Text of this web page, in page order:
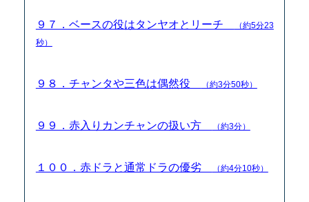
９７．ベースの役はタンヤオとリーチ
（約5分23
秒）
９８．チャンタや三色は偶然役 （約3分50秒）
９９．赤入りカンチャンの扱い方 （約3分）
１００．赤ドラと通常ドラの優劣 （約4分10秒）